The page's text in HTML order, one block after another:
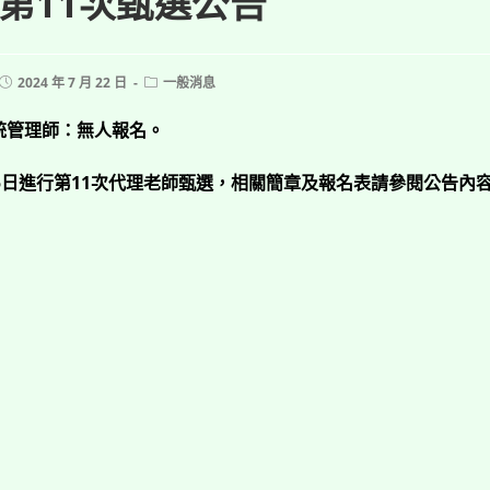
2024 年 7 月 22 日
Post一般消息
理師：無人報名。
進行第11次代理老師甄選，相關簡章及報名表請參閱公告內